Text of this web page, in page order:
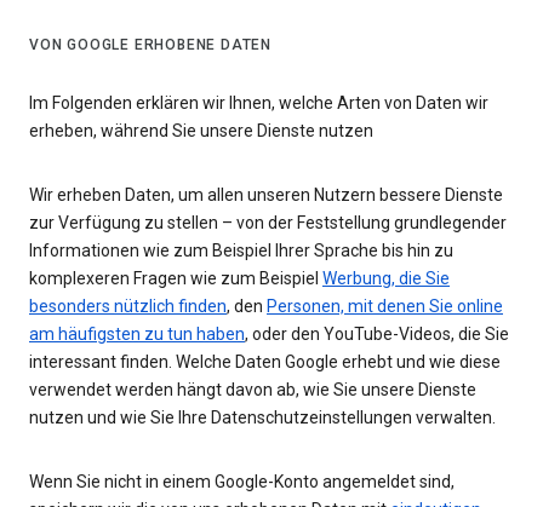
VON GOOGLE ERHOBENE DATEN
Im Folgenden erklären wir Ihnen, welche Arten von Daten wir
erheben, während Sie unsere Dienste nutzen
Wir erheben Daten, um allen unseren Nutzern bessere Dienste
zur Verfügung zu stellen – von der Feststellung grundlegender
Informationen wie zum Beispiel Ihrer Sprache bis hin zu
komplexeren Fragen wie zum Beispiel Werbung, die Sie
besonders nützlich finden, den Personen, mit denen Sie online
am häufigsten zu tun haben, oder den YouTube-Videos, die Sie
interessant finden. Welche Daten Google erhebt und wie diese
verwendet werden hängt davon ab, wie Sie unsere Dienste
nutzen und wie Sie Ihre Datenschutzeinstellungen verwalten.
Wenn Sie nicht in einem Google-Konto angemeldet sind,